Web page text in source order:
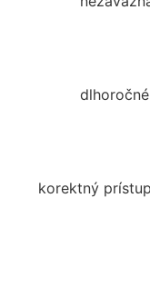
korektný